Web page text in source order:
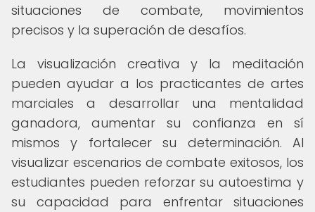
situaciones de combate, movimientos
precisos y la superación de desafíos.
La visualización creativa y la meditación
pueden ayudar a los practicantes de artes
marciales a desarrollar una mentalidad
ganadora, aumentar su confianza en sí
mismos y fortalecer su determinación. Al
visualizar escenarios de combate exitosos, los
estudiantes pueden reforzar su autoestima y
su capacidad para enfrentar situaciones